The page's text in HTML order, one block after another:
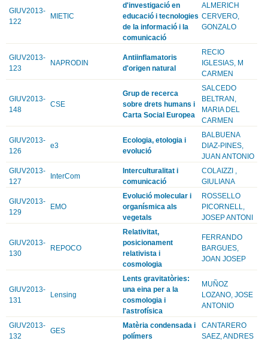
GIUV2013-
122
MIETIC
d'investigació en
educació i tecnologies
de la informació i la
comunicació
ALMERICH
CERVERO,
GONZALO
GIUV2013-
123
NAPRODIN
Antiinflamatoris
d'origen natural
RECIO
IGLESIAS, M
CARMEN
GIUV2013-
148
CSE
Grup de recerca
sobre drets humans i
Carta Social Europea
SALCEDO
BELTRAN,
MARIA DEL
CARMEN
GIUV2013-
126
e3
Ecologia, etologia i
evolució
BALBUENA
DIAZ-PINES,
JUAN ANTONIO
GIUV2013-
127
InterCom
Interculturalitat i
comunicació
COLAIZZI ,
GIULIANA
GIUV2013-
129
EMO
Evolució molecular i
organísmica als
vegetals
ROSSELLO
PICORNELL,
JOSEP ANTONI
GIUV2013-
130
REPOCO
Relativitat,
posicionament
relativista i
cosmologia
FERRANDO
BARGUES,
JOAN JOSEP
GIUV2013-
131
Lensing
Lents gravitatòries:
una eina per a la
cosmologia i
l'astrofísica
MUÑOZ
LOZANO, JOSE
ANTONIO
GIUV2013-
132
GES
Matèria condensada i
polímers
CANTARERO
SAEZ, ANDRES